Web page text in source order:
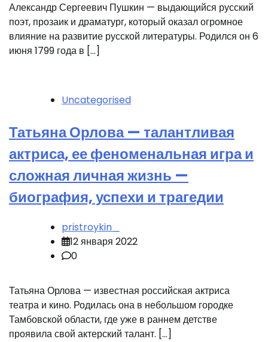
Александр Сергеевич Пушкин — выдающийся русский
поэт, прозаик и драматург, который оказал огромное
влияние на развитие русской литературы. Родился он 6
июня 1799 года в […]
Uncategorised
Татьяна Орлова — талантливая
актриса, ее феноменальная игра и
сложная личная жизнь —
биография, успехи и трагедии
pristroykin_
12 января 2022
0
Татьяна Орлова — известная российская актриса
театра и кино. Родилась она в небольшом городке
Тамбовской области, где уже в раннем детстве
проявила свой актерский талант. […]